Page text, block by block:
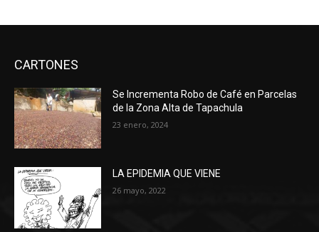
CARTONES
Se Incrementa Robo de Café en Parcelas
de la Zona Alta de Tapachula
23 enero, 2024
LA EPIDEMIA QUE VIENE
26 mayo, 2022